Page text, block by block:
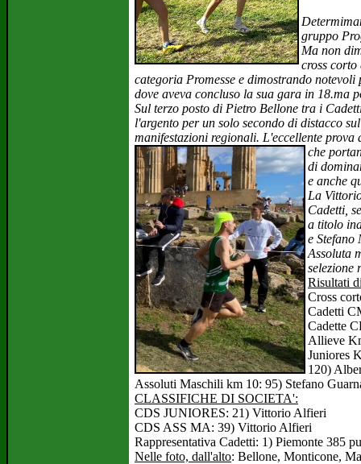
gruppo
Ma non
cross
categoria Promesse e dimostrando
dove aveva concluso la sua gara in 18.ma
Sul terzo posto di Pietro Bellone tra i
l'argento per un solo secondo di distacco
manifestazioni regionali. L'eccellente
che
di
e anche
La
Cadetti,
a titolo
e Stefano
Assoluta
selezione
Risultati
Cross
Cadetti
Cadette
Allieve
Juniores
120)
Assoluti Maschili km 10: 95) Stefano
CLASSIFICHE DI SOCIETA':
CDS JUNIORES: 21) Vittorio Alfieri
CDS ASS MA: 39) Vittorio Alfieri
Rappresentativa Cadetti: 1) Piemonte 385
Nelle foto, dall'alto: Bellone, Monticone,